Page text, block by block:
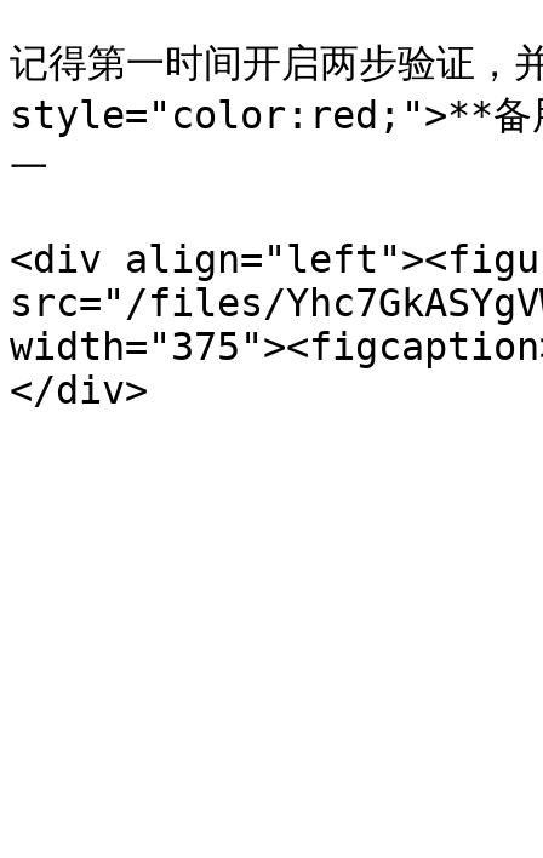
记得第一时间开启两步验证，
style="color:red;">**备用
一
<div
src="/files/